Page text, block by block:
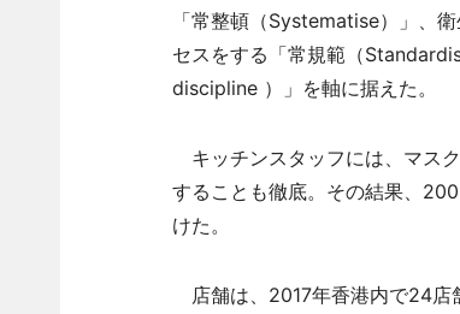
「常整頓（Systematise）」、
セスをする「常規範（
discipline ）」を軸に据えた。
キッチンスタッフには、マス
することも徹底。その結果、
けた。
店舗は、2017年香港内で24店